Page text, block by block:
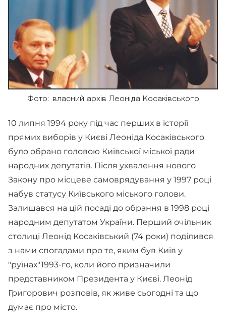
Фото: власний архів Леоніда Косаківського
10 липня 1994 року під час перших в історії
прямих виборів у Києві Леоніда Косаківського
було обрано головою Київської міської ради
народних депутатів. Після ухвалення нового
Закону про місцеве самоврядування у 1997 році
набув статусу Київського міського голови.
Залишався на цій посаді до обрання в 1998 році
народним депутатом України. Перший очільник
столиці Леонід Косаківський (74 роки) поділився
з нами спогадами про те, яким був Київ у
"руїнах"1993-го, коли його призначили
представником Президента у Києві. Леонід
Григорович розповів, як живе сьогодні та що
думає про місто.